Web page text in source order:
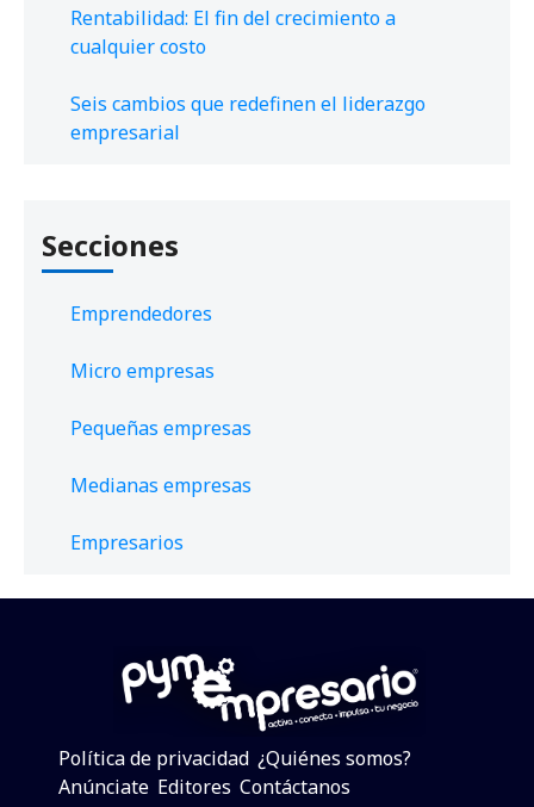
Rentabilidad: El fin del crecimiento a
cualquier costo
Seis cambios que redefinen el liderazgo
empresarial
Secciones
Emprendedores
Micro empresas
Pequeñas empresas
Medianas empresas
Empresarios
Política de privacidad ¿Quiénes somos?
Anúnciate Editores Contáctanos